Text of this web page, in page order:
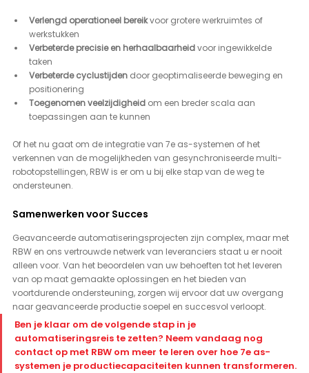
Verlengd operationeel bereik voor grotere werkruimtes of
werkstukken
Verbeterde precisie en herhaalbaarheid voor ingewikkelde
taken
Verbeterde cyclustijden door geoptimaliseerde beweging en
positionering
Toegenomen veelzijdigheid om een breder scala aan
toepassingen aan te kunnen
Of het nu gaat om de integratie van 7e as-systemen of het
verkennen van de mogelijkheden van gesynchroniseerde multi-
robotopstellingen, RBW is er om u bij elke stap van de weg te
ondersteunen.
Samenwerken voor Succes
Geavanceerde automatiseringsprojecten zijn complex, maar met
RBW en ons vertrouwde netwerk van leveranciers staat u er nooit
alleen voor. Van het beoordelen van uw behoeften tot het leveren
van op maat gemaakte oplossingen en het bieden van
voortdurende ondersteuning, zorgen wij ervoor dat uw overgang
naar geavanceerde productie soepel en succesvol verloopt.
Ben je klaar om de volgende stap in je
automatiseringsreis te zetten? Neem vandaag nog
contact op met RBW om meer te leren over hoe 7e as-
systemen je productiecapaciteiten kunnen transformeren.